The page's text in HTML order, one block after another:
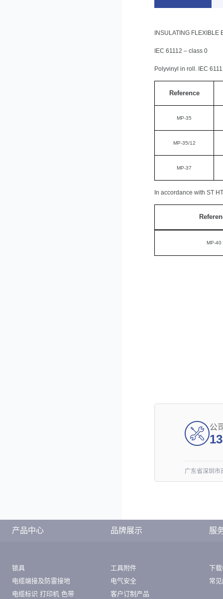
INSULATING FLEXIBLE
IEC 61112 – class 0
Polyvinyl in roll. IEC
Reference
MP-35
MP-35/12
MP-37
In accordance with ST
MP-40
公
广东省深圳市
产品中心
锁具
电缆端接及防雷接地
电缆标识 打印机 色带
品牌展示
工具附件
电气安全
客户订制产品
服
下
常